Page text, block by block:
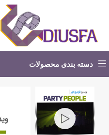
دسته بندی محصولات
کلیپ آماده عروسی -شروع مجلس